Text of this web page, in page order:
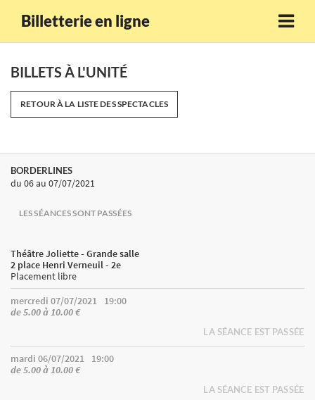
Billetterie en ligne
BILLETS À L'UNITÉ
RETOUR À LA LISTE DES SPECTACLES
BORDERLINES
du 06au 07/07/2021
LES SÉANCES SONT PASSÉES
Théâtre Joliette - Grande salle
2 place Henri Verneuil - 2e
Placement libre
mercredi 07/07/2021
19:00
de 5.00 à 10.00 €
LA SÉANCE EST PASSÉE
mardi 06/07/2021
19:00
de 5.00 à 10.00 €
LA SÉANCE EST PASSÉE